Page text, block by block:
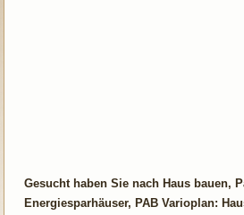
Gesucht haben Sie nach Haus bauen,
Energiesparhäuser, PAB Varioplan: